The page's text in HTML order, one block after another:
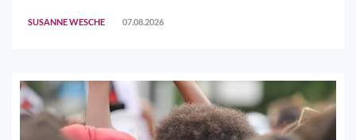
SUSANNE WESCHE 07.08.2026